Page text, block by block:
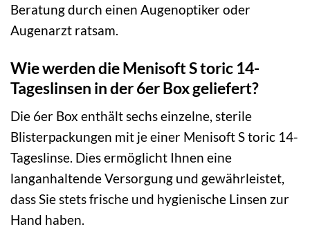
Beratung durch einen Augenoptiker oder
Augenarzt ratsam.
Wie werden die Menisoft S toric 14-
Tageslinsen in der 6er Box geliefert?
Die 6er Box enthält sechs einzelne, sterile
Blisterpackungen mit je einer Menisoft S toric 14-
Tageslinse. Dies ermöglicht Ihnen eine
langanhaltende Versorgung und gewährleistet,
dass Sie stets frische und hygienische Linsen zur
Hand haben.